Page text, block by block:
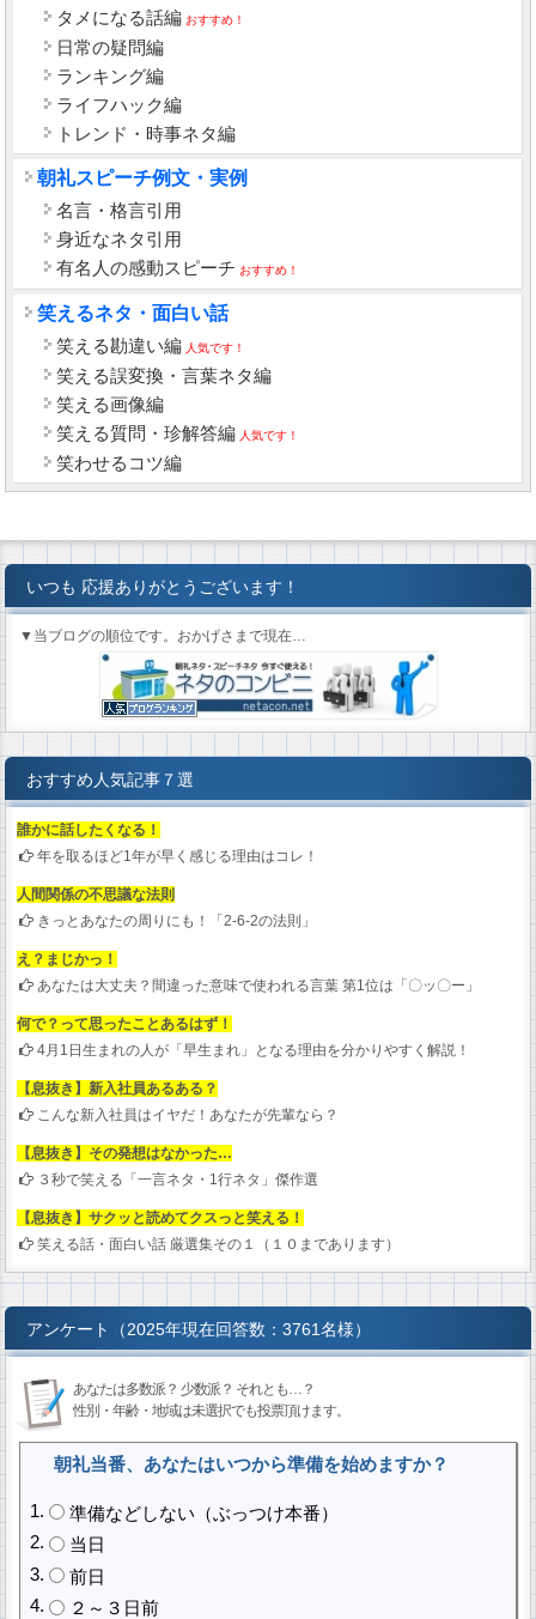
タメになる話編 おすすめ！
日常の疑問編
ランキング編
ライフハック編
トレンド・時事ネタ編
朝礼スピーチ例文・実例
名言・格言引用
身近なネタ引用
有名人の感動スピーチ おすすめ！
笑えるネタ・面白い話
笑える勘違い編 人気です！
笑える誤変換・言葉ネタ編
笑える画像編
笑える質問・珍解答編 人気です！
笑わせるコツ編
いつも 応援ありがとうございます！
▼当ブログの順位です。おかげさまで現在…
おすすめ人気記事７選
誰かに話したくなる！
年を取るほど1年が早く感じる理由はコレ！
人間関係の不思議な法則
きっとあなたの周りにも！「2-6-2の法則」
え？まじかっ！
あなたは大丈夫？間違った意味で使われる言葉 第1位は「〇ッ〇ー」
何で？って思ったことあるはず！
4月1日生まれの人が「早生まれ」となる理由を分かりやすく解説！
【息抜き】新入社員あるある？
こんな新入社員はイヤだ！あなたが先輩なら？
【息抜き】その発想はなかった…
３秒で笑える「一言ネタ・1行ネタ」傑作選
【息抜き】サクッと読めてクスっと笑える！
笑える話・面白い話 厳選集その１（１０まであります）
アンケート（2025年現在回答数：3761名様）
あなたは多数派？ 少数派？ それとも…？
性別・年齢・地域は未選択でも投票頂けます。
朝礼当番、あなたはいつから準備を始めますか？
準備などしない（ぶっつけ本番）
当日
前日
２～３日前